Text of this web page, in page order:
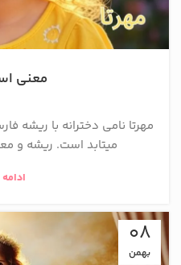
معنی
مهرتا نامی دخترانه با ریشه
میتابد است. ریشه و
08
بهمن